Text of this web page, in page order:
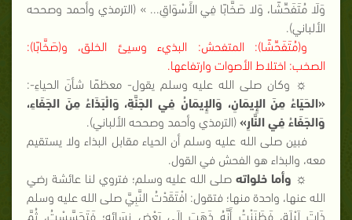
وَلَا مُتَفَحِّشًا، وَلا صَخَّابًا فِي الأَسْوَاقِ... » (الترمذي وأحمد وصححه
الألباني).
و(مُتَفَحِّشًا): المتفحش: البذيء وسيئ الخلق، و(صَخَّابًا):
الصخب: اختلاط الأصوات وارتفاعها.
☼ وكان صلى الله عليه وسلم يقول- معظمًا شأنَ الحياءِ-:
«الحَيَاءُ مِنَ الإِيمَانِ، وَالإِيمَانُ فِي الجَنَّةِ، وَالْبَذَاءُ مِنَ الجَفَاءِ،
وَالجَفَاءُ فِي النَّارِ»(الترمذي وأحمد وصححه الألباني).
فبين صلى الله عليه وسلم أن الحياء مقابل البذاء ولا يستقيم
معه، والبذاء هو الفحش في القول.
☼ وأما خلواتهصلى الله عليه وسلم؛ فتروي لنا عائشة رضي
الله عنها، واحدة منها؛ فتقول: افْتَقَدْتُ النَّبِيَّ صلى الله عليه وسلم
ذَاتَ لَيْلَةٍ، فَظَنَنْتُ أَنَّهُ ذَهَبَ إِلَى بَعْضِ نِسَائِهِ؛ فَتَحَسَّسْتُ، ثُمَّ